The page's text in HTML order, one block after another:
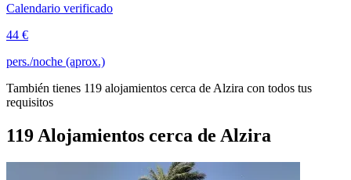
Calendario verificado
44 €
pers./noche (aprox.)
También tienes 119 alojamientos cerca de Alzira con todos tus
requisitos
119 Alojamientos cerca de Alzira